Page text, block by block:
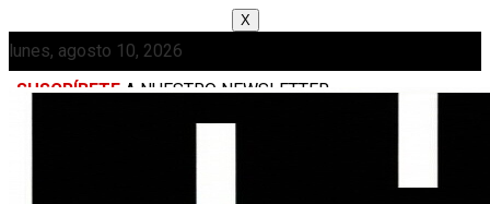
X
lunes, agosto 10, 2026
SUSCRÍBETE A NUESTRO NEWSLETTER